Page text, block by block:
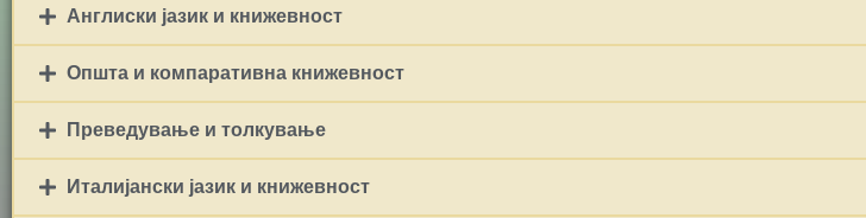
Англиски јазик и книжевност
Општа и компаративна книжевност
Преведување и толкување
Италијански јазик и книжевност